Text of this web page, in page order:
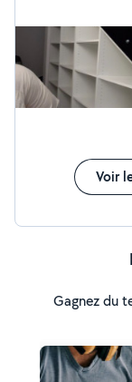
Voir
Gagnez du